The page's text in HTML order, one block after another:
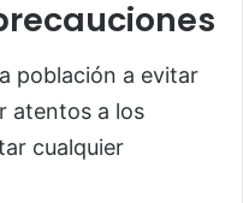
población a evitar
atentos a los
cualquier